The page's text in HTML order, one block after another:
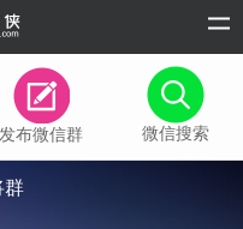
发布微信群 微信搜索
群